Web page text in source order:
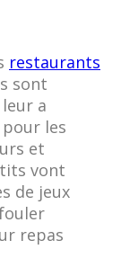
restaurants
sont
a
les
et
vont
de jeux
repas